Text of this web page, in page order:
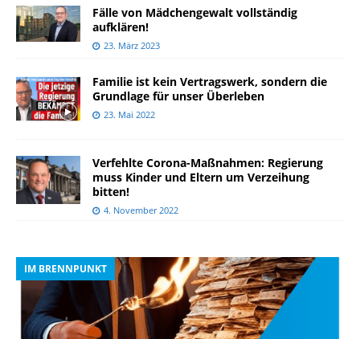
Fälle von Mädchengewalt vollständig
aufklären!
23. März 2023
Familie ist kein Vertragswerk, sondern die
Grundlage für unser Überleben
23. Mai 2022
Verfehlte Corona-Maßnahmen: Regierung
muss Kinder und Eltern um Verzeihung
bitten!
4. November 2022
IM BRENNPUNKT